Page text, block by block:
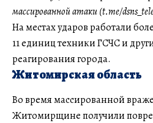
массированной атаки (t.me/
На местах ударов работали
11 единиц техники ГСЧС и
реагирования города.
Житомирская область
Во время массированной
Житомирщине получили